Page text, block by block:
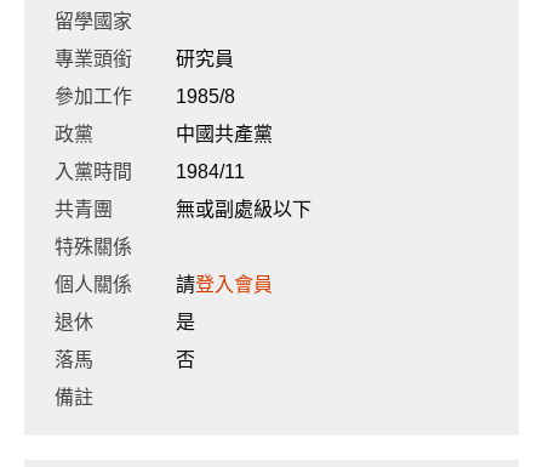
留學國家
專業頭銜
研究員
參加工作
1985/8
政黨
中國共產黨
入黨時間
1984/11
共青團
無或副處級以下
特殊關係
個人關係
請登入會員
退休
是
落馬
否
備註